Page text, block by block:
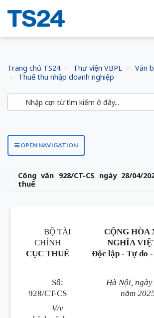
Trang chủ TS24 Thư viện VBPL
Văn
Thuế thu nhập doanh nghiệp
OPEN NAVIGATION
Công văn 928/CT-CS ngày 28/04/
thuế
BỘ TÀI
CHÍNH
CỤC THUẾ
CỘNG HÒA
NGHĨA
Độc lập - Tự do
Số:
928/CT-CS
V/v
Hà Nội,
năm